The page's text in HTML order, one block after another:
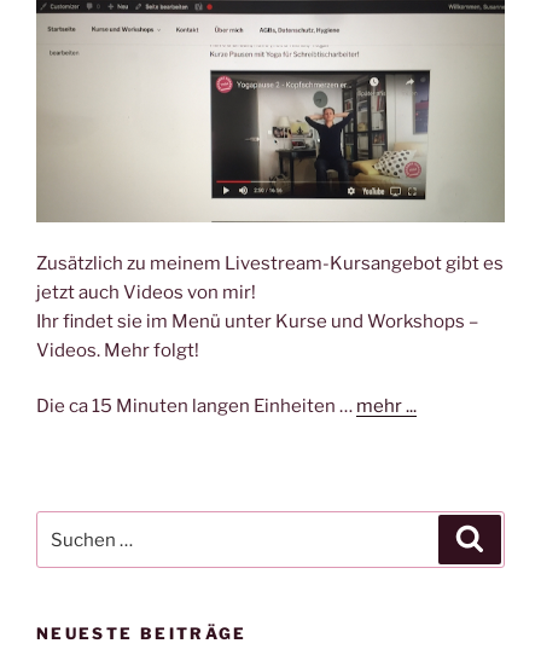
Zusätzlich zu meinem Livestream-Kursangebot gibt es
jetzt auch Videos von mir!
Ihr findet sie im Menü unter Kurse und Workshops –
Videos. Mehr folgt!
Die ca 15 Minuten langen Einheiten … mehr ...
nach:
NEUESTE BEITRÄGE